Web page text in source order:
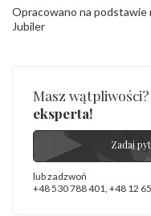
Opracowano na podstawie
Jubiler
Masz wątpliwości?
eksperta!
Zadaj
lub zadzwoń
+48 530 788 401, +48 12